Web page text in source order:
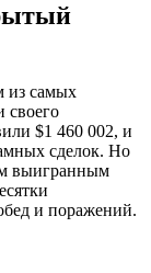
из самых
своего
$1 460 002, и
сделок. Но
выигранным
и поражений.